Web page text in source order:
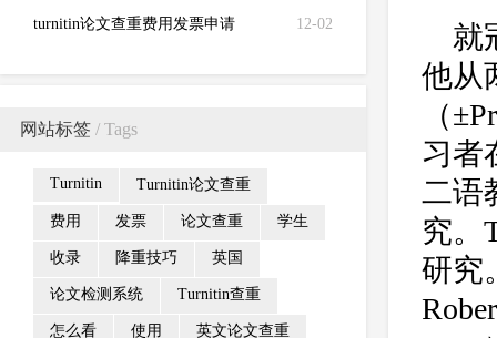
12-02
turnitin论文查重费用发票申请
网站标签 / Tags
Turnitin Turnitin论文查重
费用 发票 论文查重 学生
收录 降重技巧 英国
论文检测系统 Turnitin查重
怎么看 使用 英文论文查重
就
他从
（
习者
二语
究。
研究